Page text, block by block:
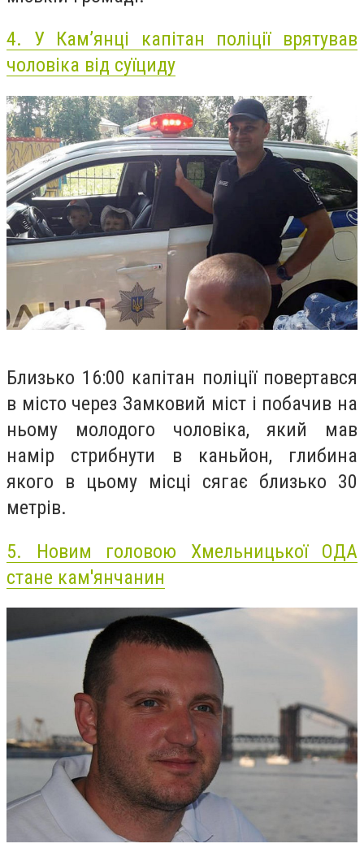
4. У Кам’янці капітан поліції врятував
чоловіка від суїциду
Близько 16:00 капітан поліції повертався
в місто через Замковий міст і побачив на
ньому молодого чоловіка, який мав
намір стрибнути в каньйон, глибина
якого в цьому місці сягає близько 30
метрів.
5. Новим головою Хмельницької ОДА
стане кам'янчанин